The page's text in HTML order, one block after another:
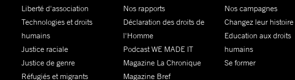
Liberté d'association
Technologies et droits
humains
Justice raciale
Justice de genre
Réfugiés et migrants
Nos rapports
Déclaration des droits de
l'Homme
Podcast WE MADE IT
Magazine La Chronique
Magazine Bref
Nos campagnes
Changez leur histoire
Education aux droits
humains
Se former